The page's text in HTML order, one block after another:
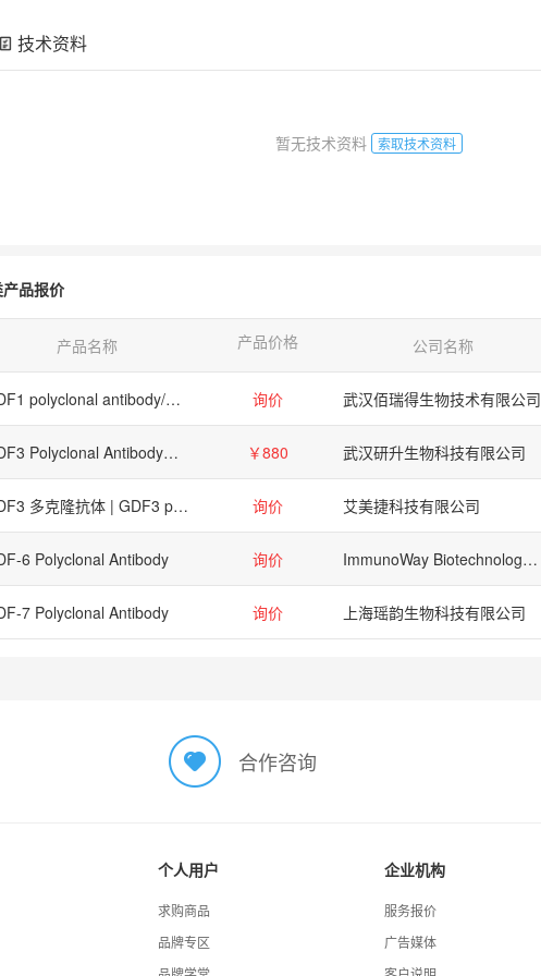
技术资料
暂无技术资料 索取技术资料
品报价
产品名称 产品价格 公司名称
GDF1 polyclonal antibody/GDF1 polyclonal antibody/GDF1 polyclonal antibody 询价 武汉佰瑞得生物技术有限公司
GDF3 Polyclonal Antibody（多克隆抗体） | GDF3 Antibody | GDF3抗体 ￥880 武汉研升生物科技有限公司
GDF3 多克隆抗体 | GDF3 polyclonal antibody 询价 艾美捷科技有限公司
6 Polyclonal Antibody 询价 ImmunoWay Biotechnology Company
7 Polyclonal Antibody 询价 上海瑶韵生物科技有限公司
合作咨询
个人用户
求购商品
品牌专区
企业机构
服务报价
广告媒体